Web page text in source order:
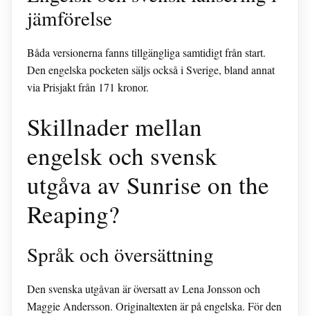
jämförelse
Båda versionerna fanns tillgängliga samtidigt från start.
Den engelska pocketen säljs också i Sverige, bland annat
via Prisjakt från 171 kronor.
Skillnader mellan
engelsk och svensk
utgåva av Sunrise on the
Reaping?
Språk och översättning
Den svenska utgåvan är översatt av Lena Jonsson och
Maggie Andersson. Originaltexten är på engelska. För den